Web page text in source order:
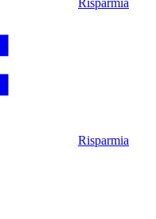
Risparmia
Risparmia